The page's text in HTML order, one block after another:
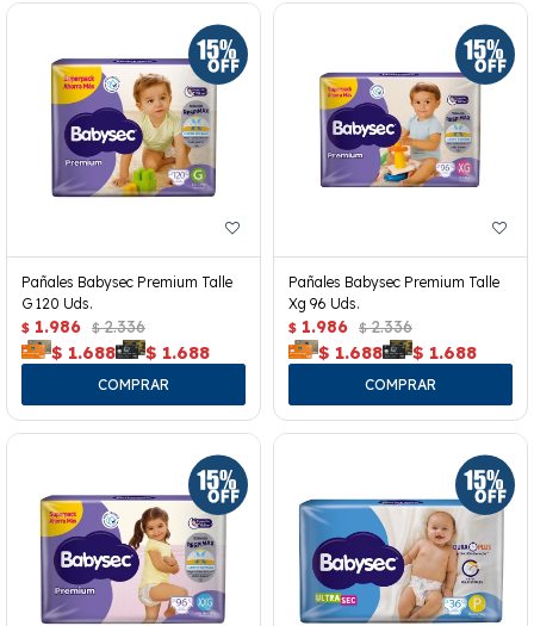
Pañales Babysec Premium Talle
G 120 Uds.
$ 1.986 $ 2.336
$ 1.688 $ 1.688
Pañales Babysec Premium Talle
Xg 96 Uds.
$ 1.986 $ 2.336
$ 1.688 $ 1.688